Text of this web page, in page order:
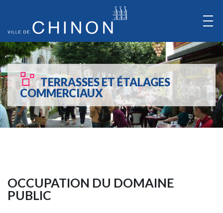
Aller
au
ContenuAller
au
Menu
TERRASSES ET ÉTALAGES
COMMERCIAUX
OCCUPATION DU DOMAINE
PUBLIC